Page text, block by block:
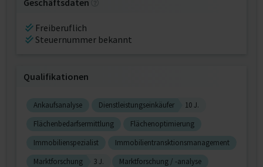
Geschäftsdaten
Freiberuflich
Steuernummer bekannt
Qualifikationen
Ankaufsanalyse Dienstleistungseinkäufer
10 J.
Flächenbedarfsermittlung
Flächenoptimierung
Immobilienspezialist
Immobilientransktionsmanagement
Marktforschung
3 J.
Marktforschung / -analyse